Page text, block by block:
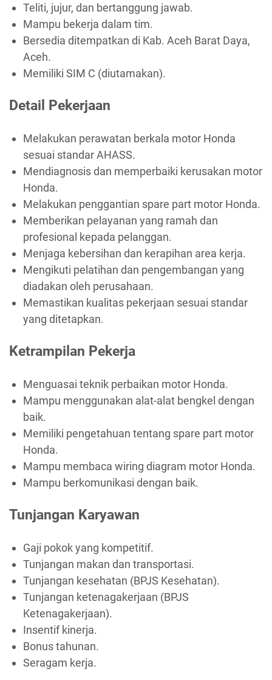
Teliti, jujur, dan bertanggung jawab.
Mampu bekerja dalam tim.
Bersedia ditempatkan di Kab. Aceh Barat Daya,
Aceh.
Memiliki SIM C (diutamakan).
Detail Pekerjaan
Melakukan perawatan berkala motor Honda
sesuai standar AHASS.
Mendiagnosis dan memperbaiki kerusakan motor
Honda.
Melakukan penggantian spare part motor Honda.
Memberikan pelayanan yang ramah dan
profesional kepada pelanggan.
Menjaga kebersihan dan kerapihan area kerja.
Mengikuti pelatihan dan pengembangan yang
diadakan oleh perusahaan.
Memastikan kualitas pekerjaan sesuai standar
yang ditetapkan.
Ketrampilan Pekerja
Menguasai teknik perbaikan motor Honda.
Mampu menggunakan alat-alat bengkel dengan
baik.
Memiliki pengetahuan tentang spare part motor
Honda.
Mampu membaca wiring diagram motor Honda.
Mampu berkomunikasi dengan baik.
Tunjangan Karyawan
Gaji pokok yang kompetitif.
Tunjangan makan dan transportasi.
Tunjangan kesehatan (BPJS Kesehatan).
Tunjangan ketenagakerjaan (BPJS
Ketenagakerjaan).
Insentif kinerja.
Bonus tahunan.
Seragam kerja.